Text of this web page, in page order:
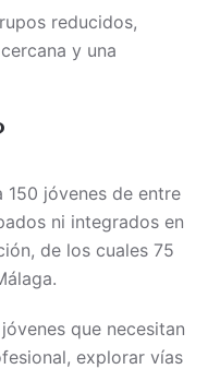
reducidos,
y una
150 jóvenes de entre
ni integrados en
de los cuales 75
que necesitan
explorar vías